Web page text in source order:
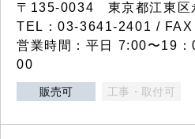
〒135-0034 東京都江東区
TEL：03-3641-2401 /
営業時間：平日 7:00〜19
00
販売可 工事・取付可